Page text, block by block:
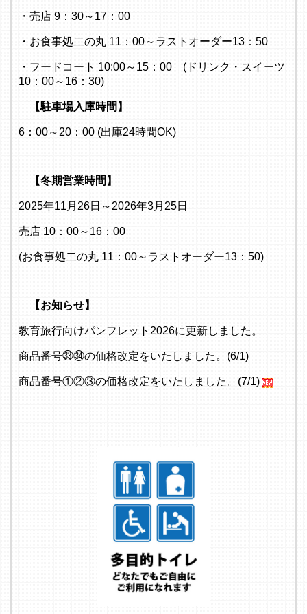
・売店 9：30～17：00
・お食事処二の丸 11：00～ラストオーダー13：50
・フードコート 10:00～15：00 (ドリンク・スイーツ
10：00～16：30)
【駐車場入庫時間】
6：00～20：00 (出庫24時間OK)
【冬期営業時間】
2025年11月26日～2026年3月25日
売店 10：00～16：00
(お食事処二の丸 11：00～ラストオーダー13：50)
【お知らせ】
教育旅行向けパンフレット2026に更新しました。
商品番号㉝㉞の価格改定をいたしました。(6/1)
商品番号①②③の価格改定をいたしました。(7/1)